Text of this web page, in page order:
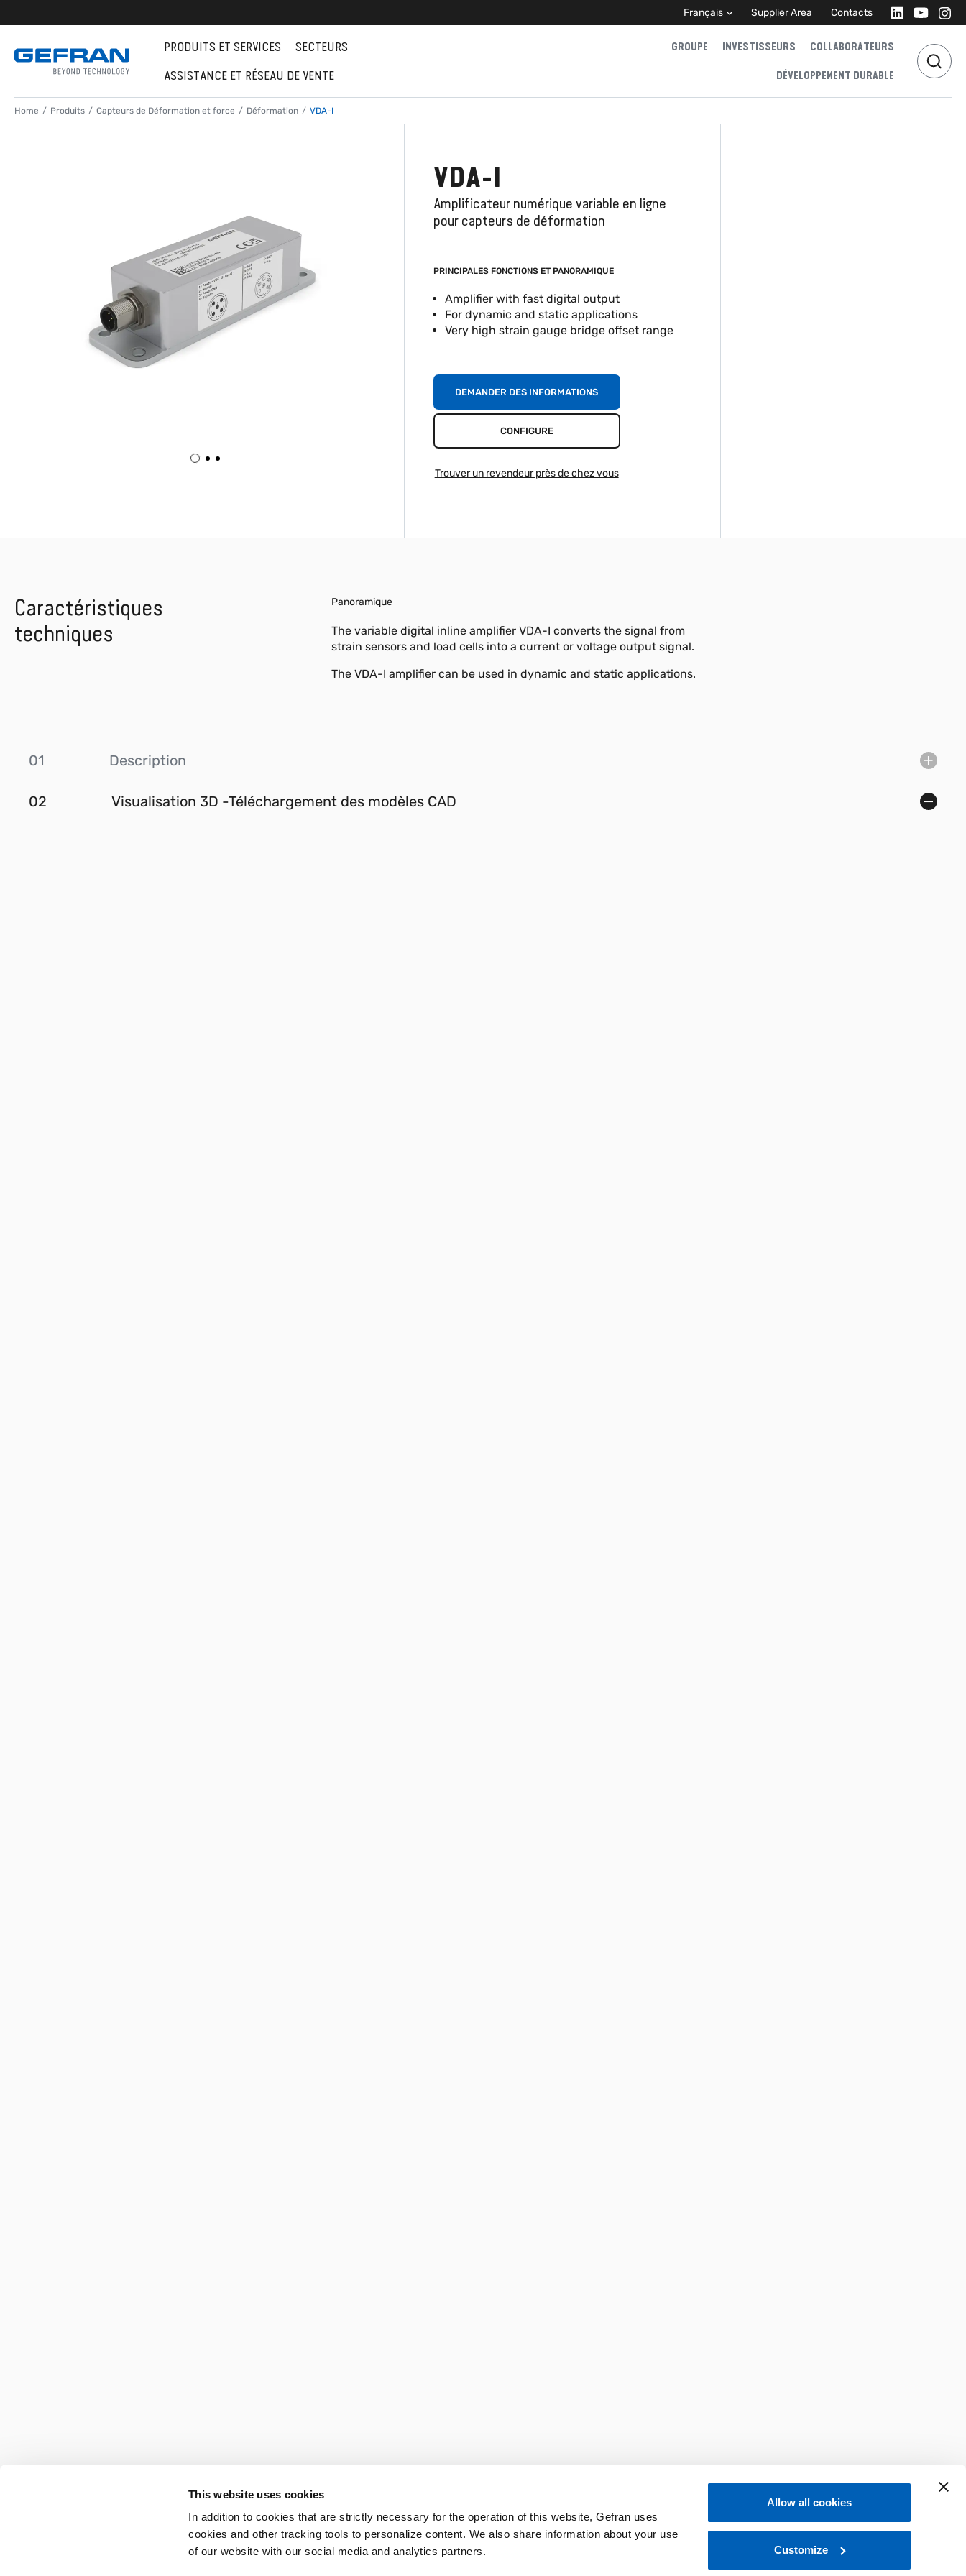
This website uses cookies
In addition to cookies that are strictly necessary for the operation of this website, Gefran uses
cookies and other tracking tools to personalize content. We also share information about your use
of our website with our social media and analytics partners.
Allow all cookies
Customize
Français Supplier Area Contacts
PRODUITS ET SERVICES
SECTEURS
ASSISTANCE ET RÉSEAU DE VENTE
GROUPE INVESTISSEURS COLLABORATEURS
DÉVELOPPEMENT DURABLE
Home Produits Capteurs de Déformation et force Déformation VDA-I
VDA-I
Amplificateur numérique variable en ligne
pour capteurs de déformation
PRINCIPALES FONCTIONS ET PANORAMIQUE
Amplifier with fast digital output
For dynamic and static applications
Very high strain gauge bridge offset range
DEMANDER DES INFORMATIONS
CONFIGURE
Trouver un revendeur près de chez vous
Caractéristiques
techniques
Panoramique
The variable digital inline amplifier VDA-I converts the signal from
strain sensors and load cells into a current or voltage output signal.
The VDA-I amplifier can be used in dynamic and static applications.
01 Description
02 Visualisation 3D -Téléchargement des modèles CAD